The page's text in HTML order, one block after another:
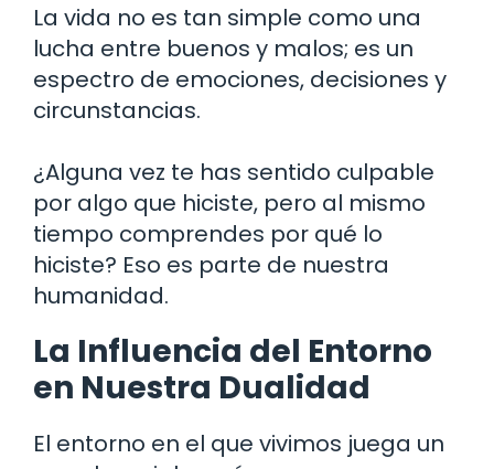
La vida no es tan simple como una
lucha entre buenos y malos; es un
espectro de emociones, decisiones y
circunstancias.
¿Alguna vez te has sentido culpable
por algo que hiciste, pero al mismo
tiempo comprendes por qué lo
hiciste? Eso es parte de nuestra
humanidad.
La Influencia del Entorno
en Nuestra Dualidad
El entorno en el que vivimos juega un